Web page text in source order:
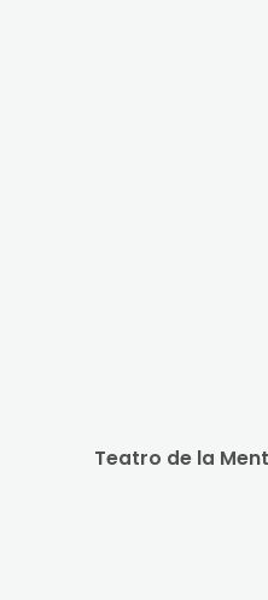
Teatro de la